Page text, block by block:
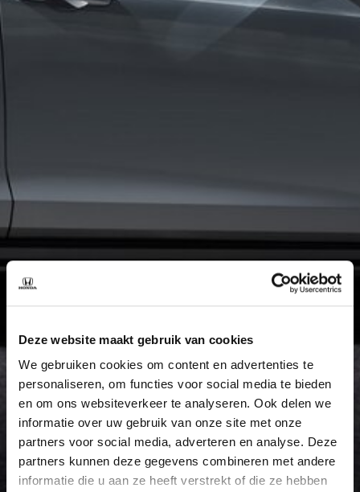
Deze website maakt gebruik van cookies
We gebruiken cookies om content en advertenties te
personaliseren, om functies voor social media te bieden
en om ons websiteverkeer te analyseren. Ook delen we
informatie over uw gebruik van onze site met onze
partners voor social media, adverteren en analyse. Deze
partners kunnen deze gegevens combineren met andere
informatie die u aan ze heeft verstrekt of die ze hebben